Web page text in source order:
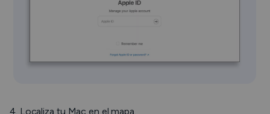
4. Localiza tu Mac en el mapa.